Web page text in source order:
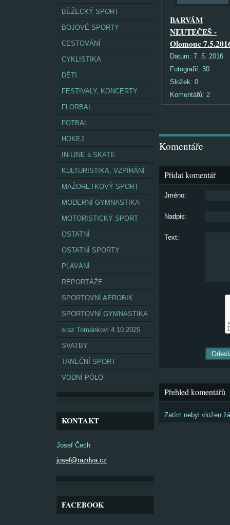
BĚŽECKÝ SPORT
BOJOVÉ SPORTY
CESTOVÁNÍ
CYKLISTIKA
DĚTI
FESTIVALY, KONCERTY
FLORBAL
FOTBAL
HOKEJ
IN-LINE a SKATE
KULTURISTIKA, VZPÍRÁNÍ
MAŽORETKOVÝ SPORT
MODERNÍ GYMNASTIKA
MOTORISTICKÝ SPORT
OSTATNÍ
OSTATNÍ SPORTY
PLAVÁNÍ
REPORTÁŽE
SPORTOVNÍ AEROBIK
SPORTOVNÍ GYMNASTIKA
sraz Tománkovi 4.10.2025
SVATBY
TANEČNÍ SPORT
VODNÍ PÓLO
KONTAKT
Josef Čech
josef@razdva.cz
FACEBOOK
BARVÁM
NEUTEČEŠ -
Olomouc
Datum: 7. 5. 2016
Fotografií: 30
Složek: 0
Komentářů: 2
Komentáře
Přidat komentář
Jméno:
Nadpis:
Text:
Přehled komentářů
Zatím nebyl vložen